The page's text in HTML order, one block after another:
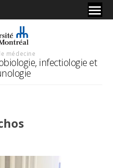
médecine
infectiologie et